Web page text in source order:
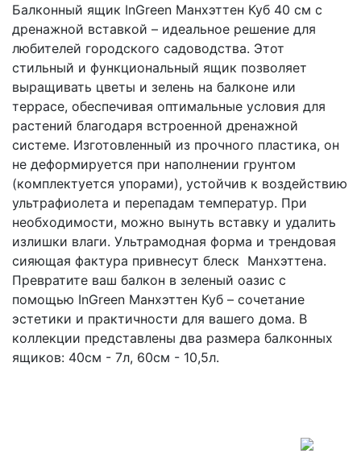
Балконный ящик InGreen Манхэттен Куб 40 см с
дренажной вставкой – идеальное решение для
любителей городского садоводства. Этот
стильный и функциональный ящик позволяет
выращивать цветы и зелень на балконе или
террасе, обеспечивая оптимальные условия для
растений благодаря встроенной дренажной
системе. Изготовленный из прочного пластика, он
не деформируется при наполнении грунтом
(комплектуется упорами), устойчив к воздействию
ультрафиолета и перепадам температур. При
необходимости, можно вынуть вставку и удалить
излишки влаги. Ультрамодная форма и трендовая
сияющая фактура привнесут блеск Манхэттена.
Превратите ваш балкон в зеленый оазис с
помощью InGreen Манхэттен Куб – сочетание
эстетики и практичности для вашего дома. В
коллекции представлены два размера балконных
ящиков: 40см - 7л, 60см - 10,5л.